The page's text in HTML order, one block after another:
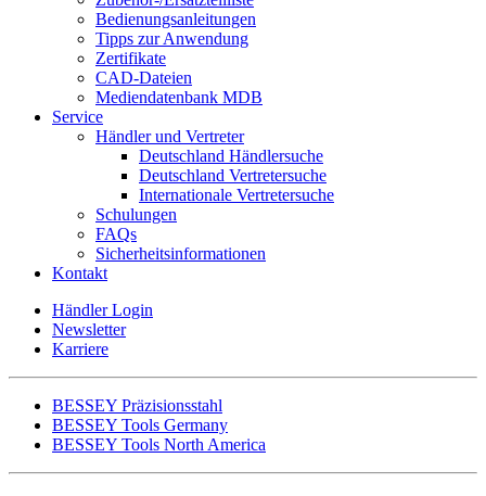
Bedienungsanleitungen
Tipps zur Anwendung
Zertifikate
CAD-Dateien
Mediendatenbank MDB
Service
Händler und Vertreter
Deutschland Händlersuche
Deutschland Vertretersuche
Internationale Vertretersuche
Schulungen
FAQs
Sicherheitsinformationen
Kontakt
Händler Login
Newsletter
Karriere
BESSEY Präzisionsstahl
BESSEY Tools Germany
BESSEY Tools North America